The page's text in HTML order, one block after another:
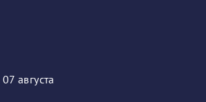
07 августа